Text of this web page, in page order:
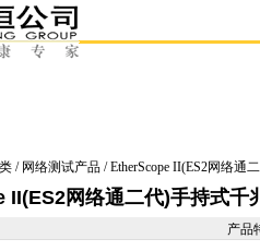
/ 网络测试产品 / EtherScope II(ES2网络通
II(ES2网络通二代)手持式千
产品